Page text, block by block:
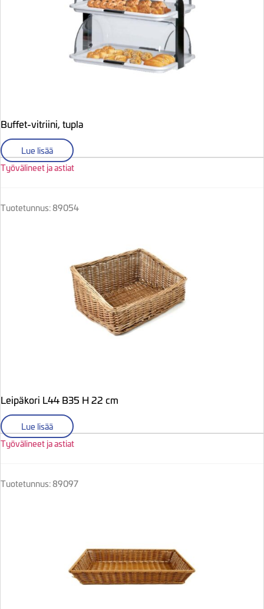
Buffet-vitriini, tupla
Lue lisää
Työvälineet ja astiat
Tuotetunnus: 89054
Leipäkori L44 B35 H 22 cm
Lue lisää
Työvälineet ja astiat
Tuotetunnus: 89097